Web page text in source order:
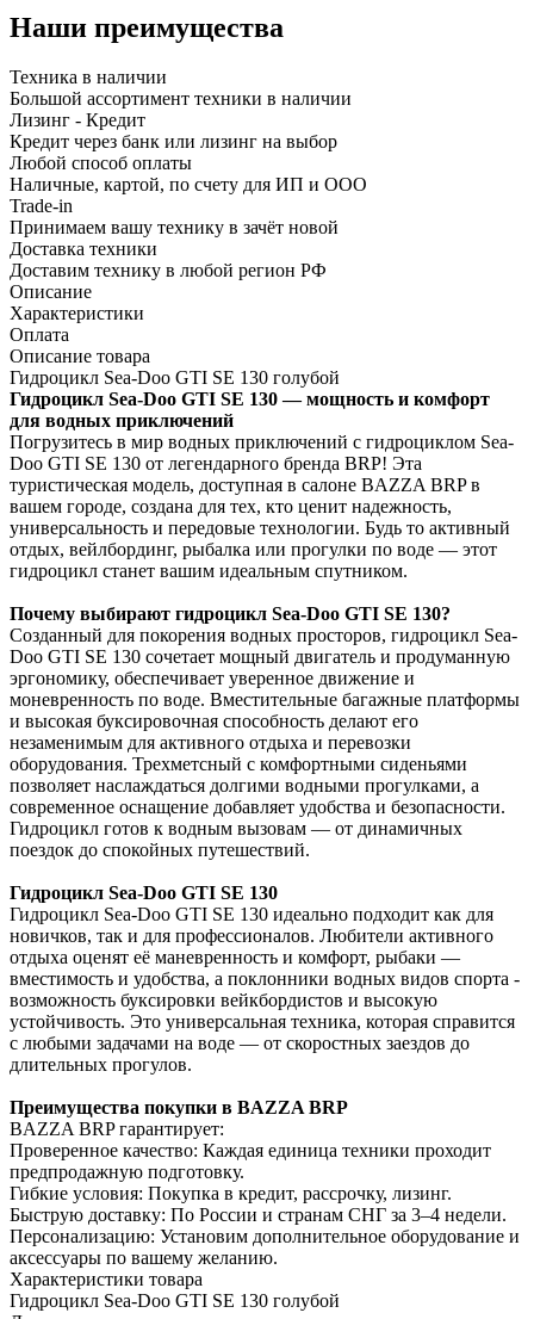
Наши преимущества
Техника в наличии
Большой ассортимент техники в наличии
Лизинг - Кредит
Кредит через банк или лизинг на выбор
Любой способ оплаты
Наличные, картой, по счету для ИП и ООО
Trade-in
Принимаем вашу технику в зачёт новой
Доставка техники
Доставим технику в любой регион РФ
Описание
Характеристики
Оплата
Описание товара
Гидроцикл Sea-Doo GTI SE 130 голубой
Гидроцикл Sea-Doo GTI SE 130 — мощность и комфорт
для водных приключений
Погрузитесь в мир водных приключений с гидроциклом Sea-
Doo GTI SE 130 от легендарного бренда BRP! Эта
туристическая модель, доступная в салоне BAZZA BRP в
вашем городе, создана для тех, кто ценит надежность,
универсальность и передовые технологии. Будь то активный
отдых, вейлбординг, рыбалка или прогулки по воде — этот
гидроцикл станет вашим идеальным спутником.
Почему выбирают гидроцикл Sea-Doo GTI SE 130?
Созданный для покорения водных просторов, гидроцикл Sea-
Doo GTI SE 130 сочетает мощный двигатель и продуманную
эргономику, обеспечивает уверенное движение и
моневренность по воде. Вместительные багажные платформы
и высокая буксировочная способность делают его
незаменимым для активного отдыха и перевозки
оборудования. Трехметсный с комфортными сиденьями
позволяет наслаждаться долгими водными прогулками, а
современное оснащение добавляет удобства и безопасности.
Гидроцикл готов к водным вызовам — от динамичных
поездок до спокойных путешествий.
Гидроцикл Sea-Doo GTI SE 130
Гидроцикл Sea-Doo GTI SE 130 идеально подходит как для
новичков, так и для профессионалов. Любители активного
отдыха оценят её маневренность и комфорт, рыбаки —
вместимость и удобства, а поклонники водных видов спорта -
возможность буксировки вейкбордистов и высокую
устойчивость. Это универсальная техника, которая справится
с любыми задачами на воде — от скоростных заездов до
длительных прогулов.
Преимущества покупки в BAZZA BRP
BAZZA BRP гарантирует:
Проверенное качество: Каждая единица техники проходит
предпродажную подготовку.
Гибкие условия: Покупка в кредит, рассрочку, лизинг.
Быструю доставку: По России и странам СНГ за 3–4 недели.
Персонализацию: Установим дополнительное оборудование и
аксессуары по вашему желанию.
Характеристики товара
Гидроцикл Sea-Doo GTI SE 130 голубой